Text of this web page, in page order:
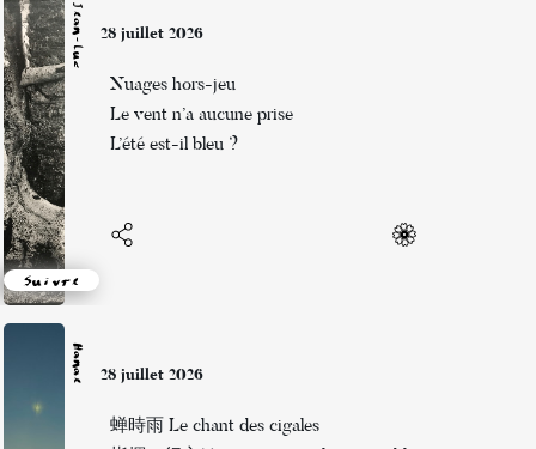
Jean-Luc
Suivre
28 juillet 2026
Nuages hors-jeu
Le vent n’a aucune prise
L’été est-il bleu ?
Hanae 28 juillet 2026
蝉時雨 Le chant des cigales